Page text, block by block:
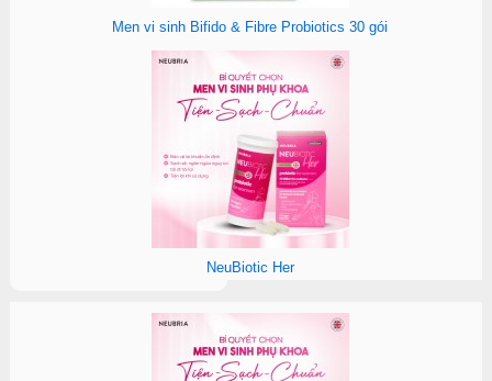
Men vi sinh Bifido & Fibre Probiotics 30 gói
NeuBiotic Her